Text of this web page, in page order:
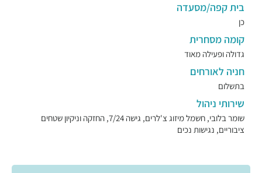
בית קפה/מסעדה
כן
קומה מסחרית
גדולה ופעילה מאוד
חניה לאורחים
בתשלום
שירותי ניהול
שומר בלובי, חשמל מיזוג צ'לרים, גישה 7/24, החזקה וניקיון שטחים
ציבוריים, נגישות נכים